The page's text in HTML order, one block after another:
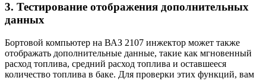
3. Тестирование отображения дополнительных
данных
Бортовой компьютер на ВАЗ 2107 инжектор может также
отображать дополнительные данные, такие как мгновенный
расход топлива, средний расход топлива и оставшееся
количество топлива в баке. Для проверки этих функций, вам